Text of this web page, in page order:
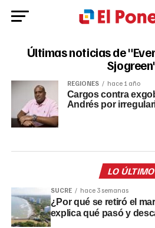
Últimas noticias de
REGIONES hace 1 año
Cargos contra
Andrés por
LO ÚLTIMO
SUCRE hace 3 semanas
¿Por qué se retiró el
explica qué pasó y